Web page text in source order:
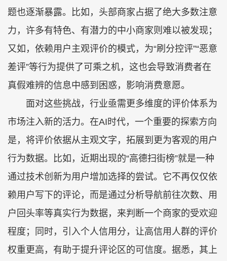
题也逐渐暴露。比如，头部商家占据了绝大多数注意
力，许多有特色、有潜力的中小商家则难以被发现；
又如，依赖用户主观评价的模式，为“刷分控评”“恶意
差评”等行为提供了可乘之机，这也会导致消费者在
真假难辨的信息中感到困惑，影响消费意愿。
面对这些挑战，行业亟需更多维度的评价体系为
市场注入新的活力。在AI时代，一个重要的探索方向
是，将评价依据从主观文字，拓展到更为客观的用户
行为数据。比如，近期出现的“高德扫街榜”就是一种
通过技术创新为用户增加选择的尝试。它不再仅仅依
赖用户写下的评论，而是通过分析导航前往次数、用
户回头率等真实行为数据，来判断一个商家的受欢迎
程度；同时，引入个人信用分，让高信用人群的评价
权重更高，有助于提升评论区的可信度。据悉，其上